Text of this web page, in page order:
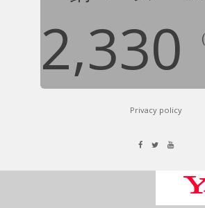
2,330
Privacy policy